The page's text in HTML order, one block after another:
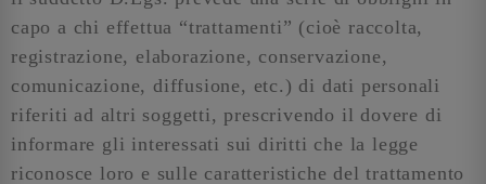
capo a chi effettua “trattamenti” (cioè raccolta,
registrazione, elaborazione, conservazione,
comunicazione, diffusione, etc.) di dati personali
riferiti ad altri soggetti, prescrivendo il dovere di
informare gli interessati sui diritti che la legge
riconosce loro e sulle caratteristiche del trattamento